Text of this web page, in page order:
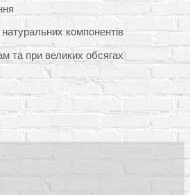
компонентів
та при великих обсягах